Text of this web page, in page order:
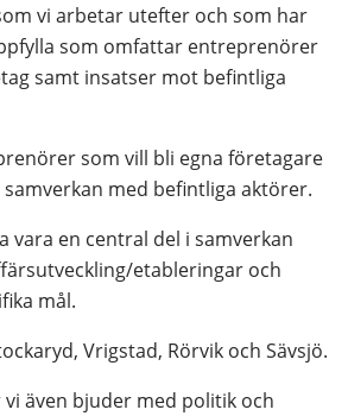
vi arbetar utefter och som har
som omfattar entreprenörer
samt insatser mot befintliga
som vill bli egna företagare
med befintliga aktörer.
vara en central del i samverkan
etableringar och
mål.
Vrigstad, Rörvik och Sävsjö.
även bjuder med politik och